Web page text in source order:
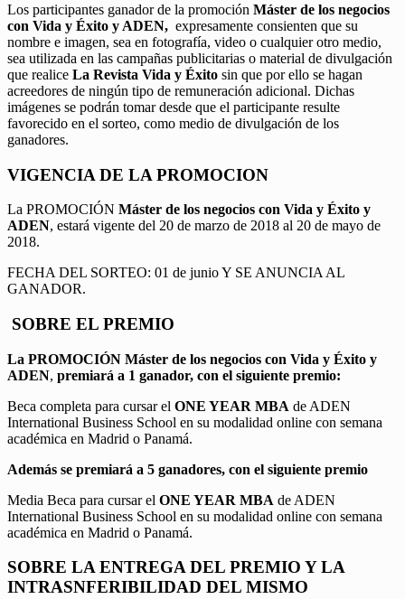
Los participantes ganador de la promoción Máster de los negocios
con Vida y Éxito y ADEN, expresamente consienten que su
nombre e imagen, sea en fotografía, video o cualquier otro medio,
sea utilizada en las campañas publicitarias o material de divulgación
que realice La Revista Vida y Éxito sin que por ello se hagan
acreedores de ningún tipo de remuneración adicional. Dichas
imágenes se podrán tomar desde que el participante resulte
favorecido en el sorteo, como medio de divulgación de los
ganadores.
VIGENCIA DE LA PROMOCION
La PROMOCIÓN Máster de los negocios con Vida y Éxito y
ADEN, estará vigente del 20 de marzo de 2018 al 20 de mayo de
2018.
FECHA DEL SORTEO: 01 de junio Y SE ANUNCIA AL
GANADOR.
SOBRE EL PREMIO
La PROMOCIÓN Máster de los negocios con Vida y Éxito y
ADEN, premiará a 1 ganador, con el siguiente premio:
Beca completa para cursar el ONE YEAR MBA de ADEN
International Business School en su modalidad online con semana
académica en Madrid o Panamá.
Además se premiará a 5 ganadores, con el siguiente premio
Media Beca para cursar el ONE YEAR MBA de ADEN
International Business School en su modalidad online con semana
académica en Madrid o Panamá.
SOBRE LA ENTREGA DEL PREMIO Y LA
INTRASNFERIBILIDAD DEL MISMO